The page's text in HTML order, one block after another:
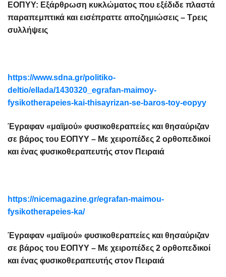
ΕΟΠΥΥ: Εξάρθρωση κυκλώματος που εξέδιδε πλαστά
παραπεμπτικά και εισέπραττε αποζημιώσεις – Τρεις
συλλήψεις
https://www.sdna.gr/politiko-
deltio/ellada/1430320_egrafan-maimoy-
fysikotherapeies-kai-thisayrizan-se-baros-toy-eopyy
Έγραφαν «μαϊμού» φυσικοθεραπείες και θησαύριζαν
σε βάρος του ΕΟΠΥΥ – Με χειροπέδες 2 ορθοπεδικοί
και ένας φυσικοθεραπευτής στον Πειραιά
https://nicemagazine.gr/egrafan-maimou-
fysikotherapeies-ka/
Έγραφαν «μαϊμού» φυσικοθεραπείες και θησαύριζαν
σε βάρος του ΕΟΠΥΥ – Με χειροπέδες 2 ορθοπεδικοί
και ένας φυσικοθεραπευτής στον Πειραιά